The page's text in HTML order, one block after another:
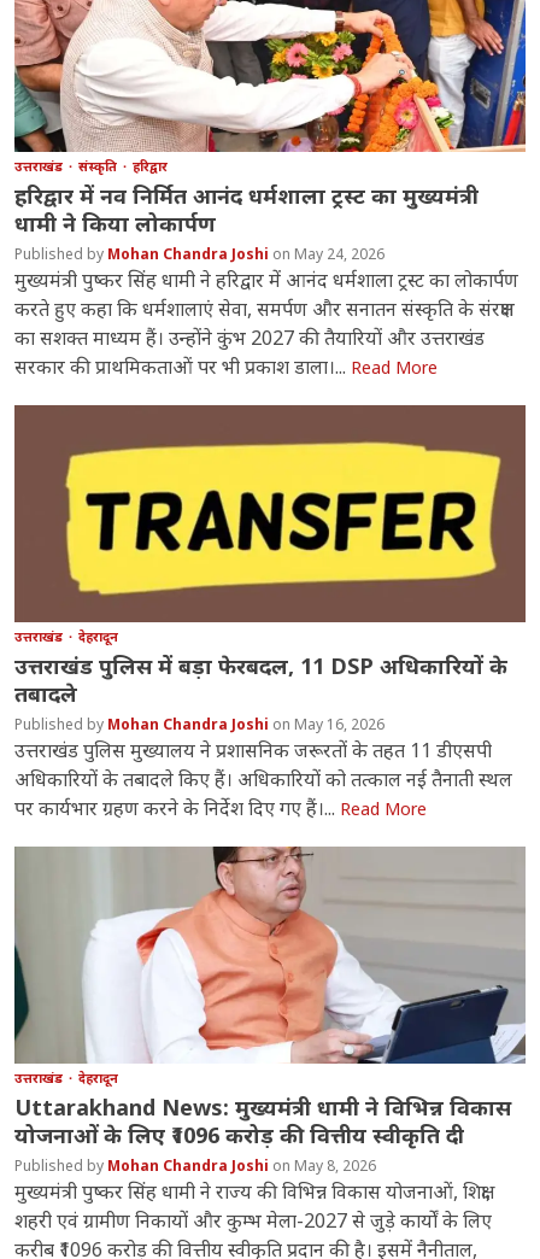
उत्तराखंड संस्कृति हरिद्वार
हरिद्वार में नव निर्मित आनंद धर्मशाला ट्रस्ट का मुख्यमंत्री
धामी ने किया लोकार्पण
Mohan Chandra Joshi May 24, 2026
मुख्यमंत्री पुष्कर सिंह धामी ने हरिद्वार में आनंद धर्मशाला ट्रस्ट का लोकार्पण
करते हुए कहा कि धर्मशालाएं सेवा, समर्पण और सनातन संस्कृति के संरक्षण
का सशक्त माध्यम हैं। उन्होंने कुंभ 2027 की तैयारियों और उत्तराखंड
सरकार की प्राथमिकताओं पर भी प्रकाश डाला।... Read More
उत्तराखंड देहरादून
उत्तराखंड पुलिस में बड़ा फेरबदल, 11 DSP अधिकारियों के
तबादले
Mohan Chandra Joshi May 16, 2026
उत्तराखंड पुलिस मुख्यालय ने प्रशासनिक जरूरतों के तहत 11 डीएसपी
अधिकारियों के तबादले किए हैं। अधिकारियों को तत्काल नई तैनाती स्थल
पर कार्यभार ग्रहण करने के निर्देश दिए गए हैं।... Read More
उत्तराखंड देहरादून
Uttarakhand News: मुख्यमंत्री धामी ने विभिन्न विकास
योजनाओं के लिए ₹1096 करोड़ की वित्तीय स्वीकृति दी
Mohan Chandra Joshi May 8, 2026
मुख्यमंत्री पुष्कर सिंह धामी ने राज्य की विभिन्न विकास योजनाओं, शिक्षा,
शहरी एवं ग्रामीण निकायों और कुम्भ मेला-2027 से जुड़े कार्यों के लिए
करीब ₹1096 करोड़ की वित्तीय स्वीकृति प्रदान की है। इसमें नैनीताल,